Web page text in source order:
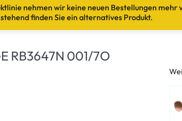
Wochenlinsen
Kochsalzlösungen
Pinzetten
Eyewear
%
nehmen wir keine neuen Bestellungen
finden Sie ein alternatives Produkt.
RB3647N 001/7O